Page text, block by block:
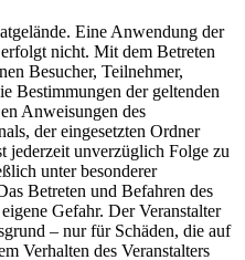
Eine Anwendung der
nicht. Mit dem Betreten
Besucher, Teilnehmer,
Bestimmungen der geltenden
Anweisungen des
der eingesetzten Ordner
jederzeit unverzüglich Folge zu
unter besonderer
Betreten und Befahren des
Gefahr. Der Veranstalter
– nur für Schäden, die auf
Verhalten des Veranstalters